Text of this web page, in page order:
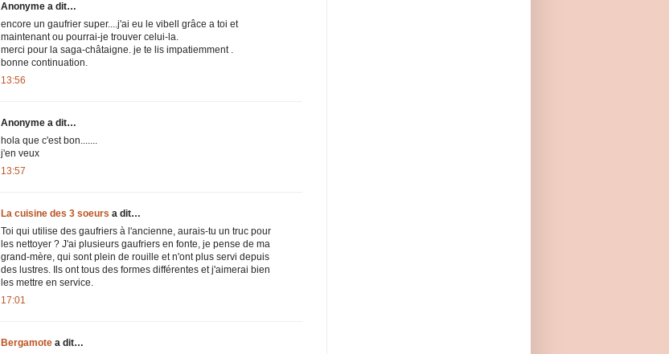
Anonyme a dit…
encore un gaufrier super....j'ai eu le vibell grâce a toi et
maintenant ou pourrai-je trouver celui-la.
merci pour la saga-châtaigne. je te lis impatiemment .
bonne continuation.
13:56
Anonyme a dit…
hola que c'est bon.......
j'en veux
13:57
La cuisine des 3 soeurs a dit…
Toi qui utilise des gaufriers à l'ancienne, aurais-tu un truc pour
les nettoyer ? J'ai plusieurs gaufriers en fonte, je pense de ma
grand-mère, qui sont plein de rouille et n'ont plus servi depuis
des lustres. Ils ont tous des formes différentes et j'aimerai bien
les mettre en service.
17:01
Bergamote a dit…